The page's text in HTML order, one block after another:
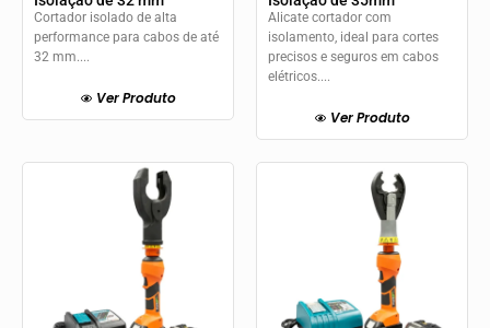
Cortador isolado de alta
performance para cabos de até
32 mm....
Ver Produto
Alicate cortador com
isolamento, ideal para cortes
precisos e seguros em cabos
elétricos....
Ver Produto